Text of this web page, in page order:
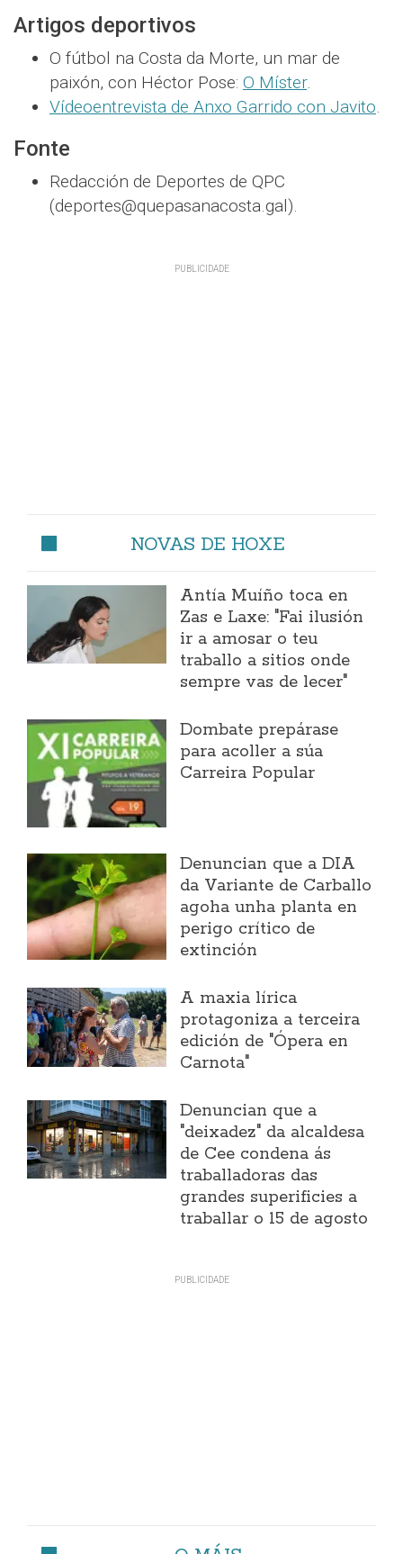
Artigos deportivos
O fútbol na Costa da Morte, un mar de
paixón, con Héctor Pose: O Míster.
Vídeoentrevista de Anxo Garrido con Javito.
Fonte
Redacción de Deportes de QPC
(deportes@quepasanacosta.gal).
NOVAS DE HOXE
Antía Muíño toca en
Zas e Laxe: "Fai ilusión
ir a amosar o teu
traballo a sitios onde
sempre vas de lecer"
Dombate prepárase
para acoller a súa
Carreira Popular
Denuncian que a DIA
da Variante de Carballo
agoha unha planta en
perigo crítico de
extinción
A maxia lírica
protagoniza a terceira
edición de "Ópera en
Carnota"
Denuncian que a
"deixadez" da alcaldesa
de Cee condena ás
traballadoras das
grandes superificies a
traballar o 15 de agosto